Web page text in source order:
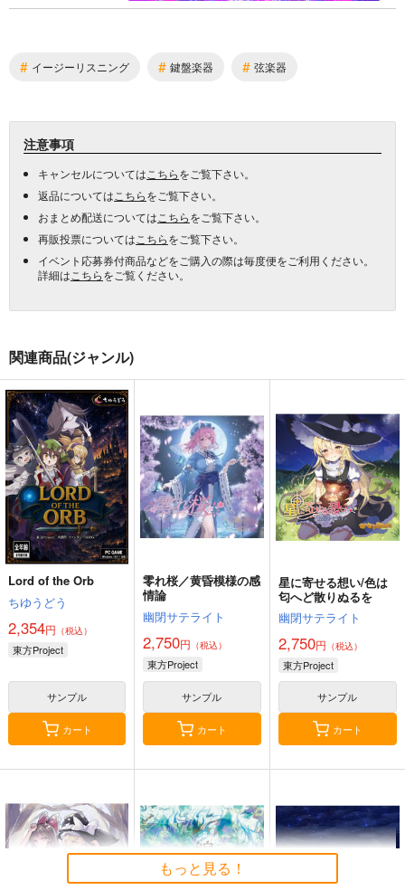
# イージーリスニング # 鍵盤楽器 # 弦楽器
注意事項
キャンセルについては こちらをご覧下さい。
返品については こちらをご覧下さい。
おまとめ配送については こちらをご覧下さい。
再販投票については こちらをご覧下さい。
イベント応募券付商品などをご購入の際は毎度便をご利用ください。
詳細は こちらをご覧ください。
関連商品(ジャンル)
Lord of the Orb
ちゆうどう
2,354円 （税込）
東方Project
サンプル
カート
零れ桜／黄昏模様の感
情論
幽閉サテライト
2,750円 （税込）
東方Project
サンプル
カート
星に寄せる想い/色は
匂へど散りぬるを
幽閉サテライト
2,750円 （税込）
東方Project
サンプル
カート
もっと見る！